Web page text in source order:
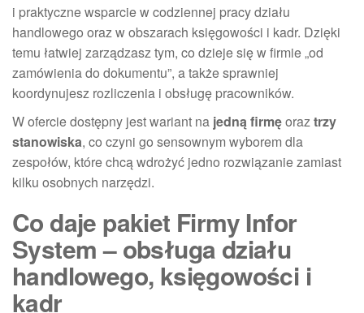
i praktyczne wsparcie w codziennej pracy działu
handlowego oraz w obszarach księgowości i kadr. Dzięki
temu łatwiej zarządzasz tym, co dzieje się w firmie „od
zamówienia do dokumentu”, a także sprawniej
koordynujesz rozliczenia i obsługę pracowników.
W ofercie dostępny jest wariant na jedną firmęoraztrzy
stanowiska, co czyni go sensownym wyborem dla
zespołów, które chcą wdrożyć jedno rozwiązanie zamiast
kilku osobnych narzędzi.
Co daje pakiet Firmy Infor
System – obsługa działu
handlowego, księgowości i
kadr